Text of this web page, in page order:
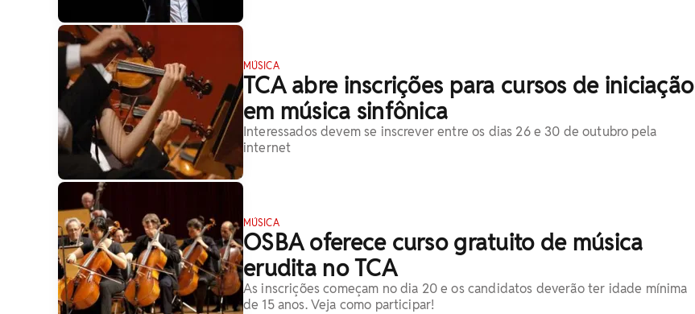
MÚSICA
TCA abre inscrições para cursos de iniciação
em música sinfônica
Interessados devem se inscrever entre os dias 26 e 30 de outubro pela
internet
MÚSICA
OSBA oferece curso gratuito de música
erudita no TCA
As inscrições começam no dia 20 e os candidatos deverão ter idade mínima
de 15 anos. Veja como participar!